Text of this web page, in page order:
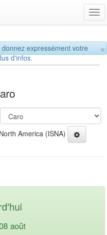
×
expressément votre
d'infos.
America (ISNA)
août